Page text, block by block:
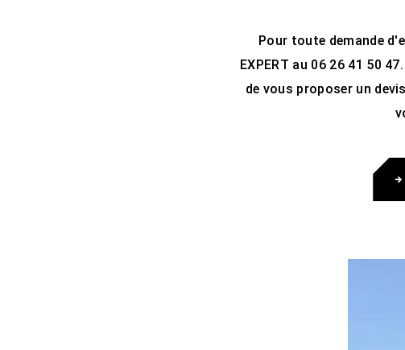
Pour toute demande
EXPERT au 06 26 41 50
de vous proposer un